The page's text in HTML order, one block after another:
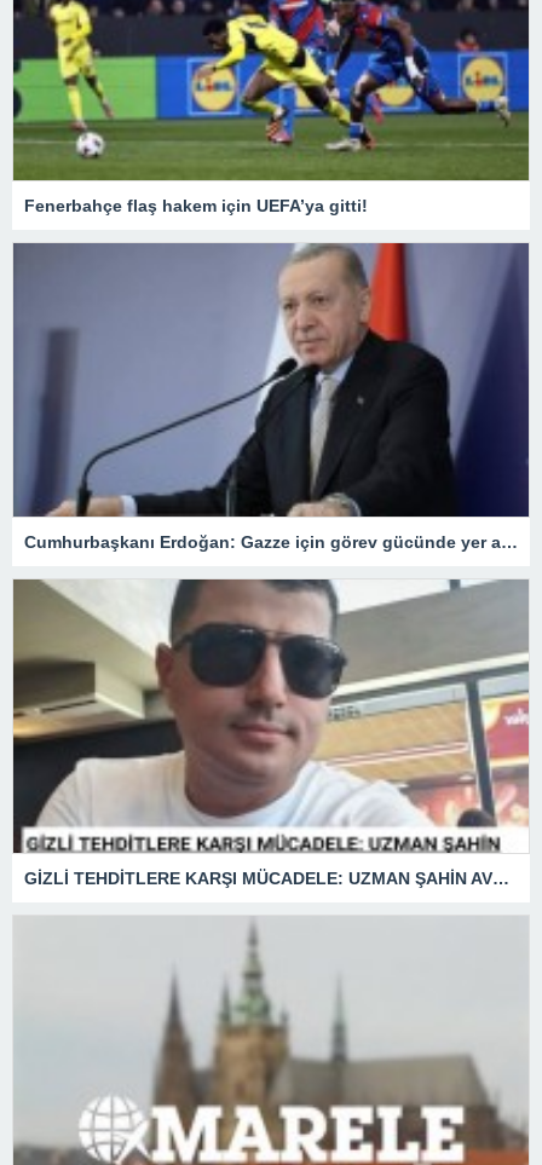
Fenerbahçe flaş hakem için UEFA’ya gitti!
Cumhurbaşkanı Erdoğan: Gazze için görev gücünde yer alacağız.
GİZLİ TEHDİTLERE KARŞI MÜCADELE: UZMAN ŞAHİN AVŞAR ANLATIYOR – “İSTİHBARATA KARŞI KOYMADAN VAZGEÇMEK, KAPINIZI AÇIK BIRAKMAK GİBİDİR!”